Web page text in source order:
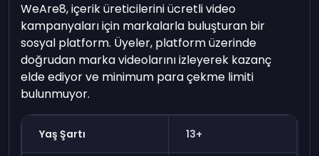
WeAre8, içerik üreticilerini ücretli video
kampanyaları için markalarla buluşturan bir
sosyal platform. Üyeler, platform üzerinde
doğrudan marka videolarını izleyerek kazanç
elde ediyor ve minimum para çekme limiti
bulunmuyor.
Yaş Şartı 13+